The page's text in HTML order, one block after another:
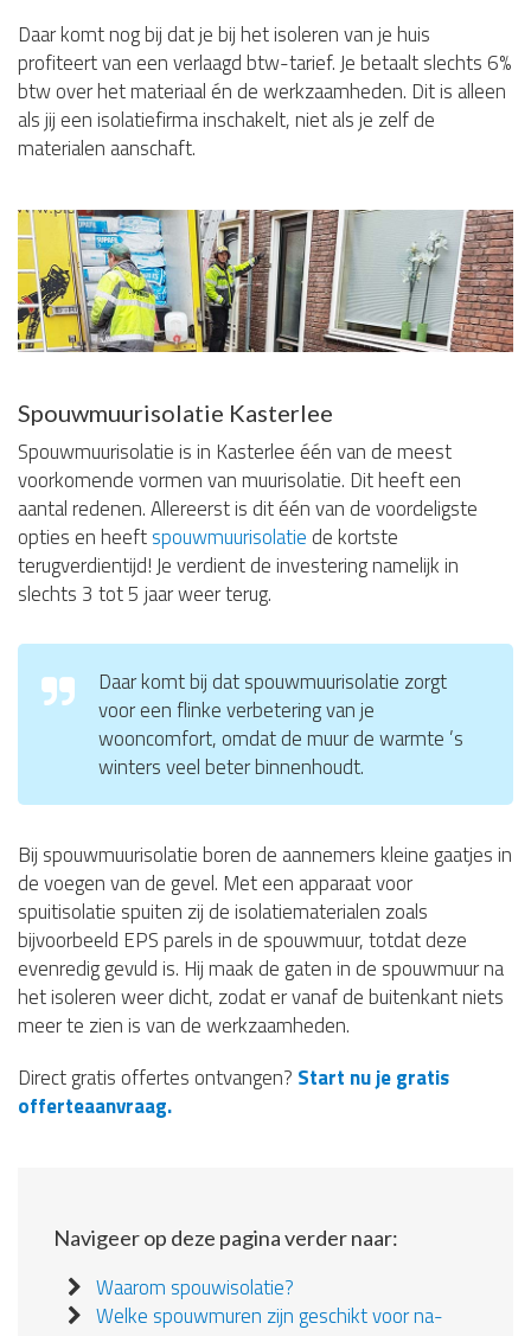
Daar komt nog bij dat je bij het isoleren van je huis
profiteert van een verlaagd btw-tarief. Je betaalt slechts 6%
btw over het materiaal én de werkzaamheden. Dit is alleen
als jij een isolatiefirma inschakelt, niet als je zelf de
materialen aanschaft.
Spouwmuurisolatie Kasterlee
Spouwmuurisolatie is in Kasterlee één van de meest
voorkomende vormen van muurisolatie. Dit heeft een
aantal redenen. Allereerst is dit één van de voordeligste
opties en heeftspouwmuurisolatie de kortste
terugverdientijd! Je verdient de investering namelijk in
slechts 3 tot 5 jaar weer terug.
Daar komt bij dat spouwmuurisolatie zorgt
voor een flinke verbetering van je
wooncomfort, omdat de muur de warmte ’s
winters veel beter binnenhoudt.
Bij spouwmuurisolatie boren de aannemers kleine gaatjes in
de voegen van de gevel. Met een apparaat voor
spuitisolatie spuiten zij de isolatiematerialen zoals
bijvoorbeeld EPS parels in de spouwmuur, totdat deze
evenredig gevuld is. Hij maak de gaten in de spouwmuur na
het isoleren weer dicht, zodat er vanaf de buitenkant niets
meer te zien is van de werkzaamheden.
Direct gratis offertes ontvangen? Start nu je gratis
offerteaanvraag.
Navigeer op deze pagina verder naar:
Waarom spouwisolatie?
Welke spouwmuren zijn geschikt voor na-